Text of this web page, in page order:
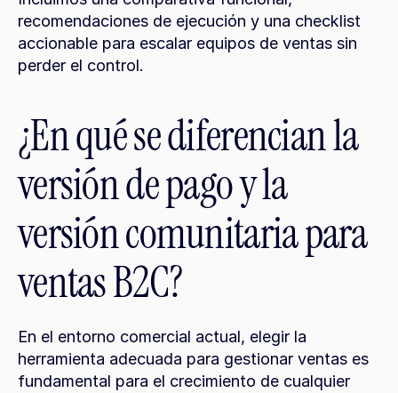
recomendaciones de ejecución y una checklist
accionable para escalar equipos de ventas sin
perder el control.
¿En qué se diferencian la
versión de pago y la
versión comunitaria para
ventas B2C?
En el entorno comercial actual, elegir la
herramienta adecuada para gestionar ventas es
fundamental para el crecimiento de cualquier